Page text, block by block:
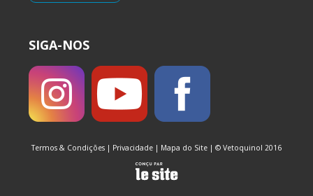
SIGA-NOS
Termos & Condições | Privacidade | Mapa do Site | © Vetoquinol 2016